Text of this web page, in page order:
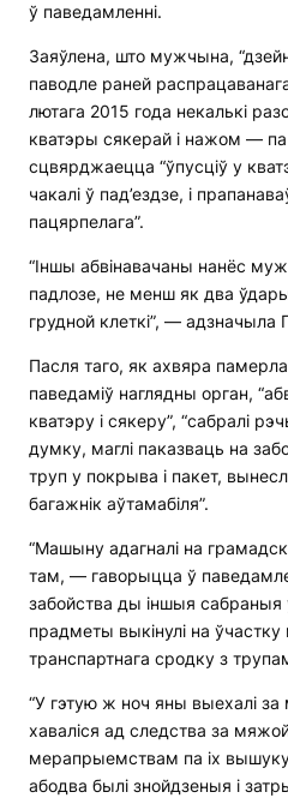
ў паведамленні.
Заяўлена, што мужчына,
паводле раней
лютага 2015 года некалькі
кватэры сякерай і нажом — па
сцвярджаецца “ўпусціў у
чакалі ў пад’ездзе, і
пацярпелага”.
“Іншы абвінавачаны нанёс
падлозе, не менш як два
грудной клеткі”, — адзначыла
Пасля таго, як ахвяра
паведаміў наглядны орган,
кватэру і сякеру”, “сабралі
думку, маглі паказваць на
труп у покрыва і пакет,
багажнік аўтамабіля”.
“Машыну адагналі на
там, — гаворыцца ў
забойства ды іншыя сабраныя
прадметы выкінулі на
транспартнага сродку з
“У гэтую ж ноч яны выехалі за
хаваліся ад следства за
мерапрыемствам па іх
абодва былі знойдзеныя і